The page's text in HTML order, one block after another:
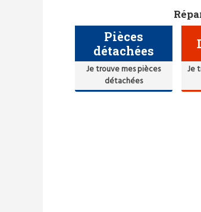
Pièces
détachées
Je trouve mes pièces
détachées
Je